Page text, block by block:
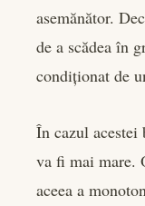
asemănător.
de a scădea în
condiționat de
În cazul
va fi mai mare.
aceea a